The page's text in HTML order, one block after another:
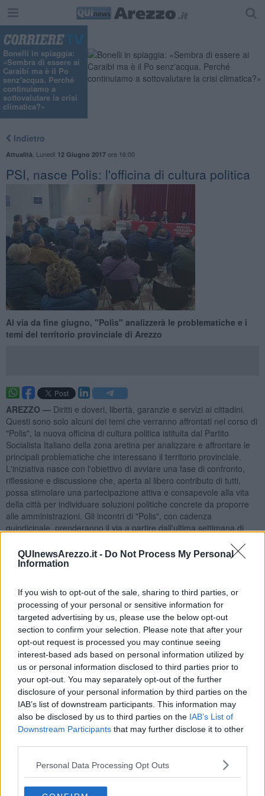
QUInewsArezzo.it - Do Not Process My Personal
Information
If you wish to opt-out of the sale, sharing to third parties, or
processing of your personal or sensitive information for
targeted advertising by us, please use the below opt-out
section to confirm your selection. Please note that after your
opt-out request is processed you may continue seeing
interest-based ads based on personal information utilized by
us or personal information disclosed to third parties prior to
your opt-out. You may separately opt-out of the further
disclosure of your personal information by third parties on the
IAB’s list of downstream participants. This information may
also be disclosed by us to third parties on the IAB’s List of
Downstream Participants that may further disclose it to other
Personal Data Processing Opt Outs
Bonelli in spiaggia:
«Sembra di essere ai
Caraibi ma è il Po
senz'acqua. Perché
continuiamo a
sottovalutare la crisi
climatica?»
Indietro
Attualità Lunedì 12 Giugno 2017ore 16:00
PSI, nasce Polis: l'officina di cultura politica
Al via da fine giugno, "Polis" analizzerà le problematiche e i
temi del territorio provinciale di Arezzo
AREZZO — Diritti e doveri, libertà, garanzie e servizi ai cittadini.
Questi sono solo alcuni dei temi che verranno affrontati nel corso di
"Polis", la nuova officina di cultura politica istituita dal Partito
Socialista Italiano della zona aretina per analizzare e affrontare le
principali problematiche che interessano il territorio provinciale.
L'iniziativa nasce con l'obiettivo di avviare una fase di confronto,
riflessione e discussione che, aperta al libero contributo di tutti,
possa stimolare una partecipazione attiva e consapevole alla vita
della città per individuare soluzioni politiche concrete da proporre
alle amministrazioni. Gli incontri di "Polis", con cadenza
quindicinale, prenderanno il via a partire dall'ultima settimana di
focalizzandosi di volta in volta su una tematica ben precisa
programmata in anticipo o legata ai fatti maggiormente all'ordine
«L'ambizione - spiega Alessandro Giustini, segretario del Psi
aretino, - è di organizzare un laboratorio informativo ed educativo
per offrire gli strumenti necessari per comprendere le
caratteristiche dell'attuale situazione politica, economica e sociale,
per stimolare i cittadini ad assumere quei ruoli e quelle decisioni
che possano permettere di portare un reale contributo alla
risoluzione dei problemi del nostro territorio e della più generale
società».
Tra i primi appuntamenti di "Polis" ve ne sarà uno legato alla sanità
volta dell'istruzione con "Quali possibilità per garantire una
formazione adeguata per la società e per il lavoro?", delle politiche
sociali con "Accoglienza o invasione? I flussi migratori tra doveri e